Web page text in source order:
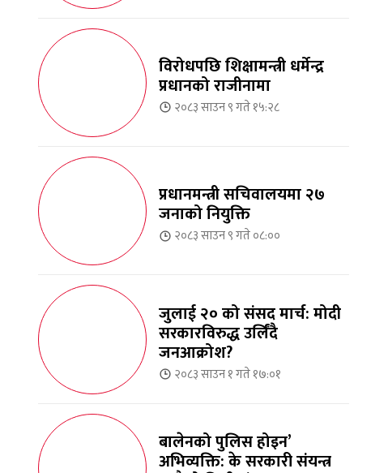
विरोधपछि शिक्षामन्त्री धर्मेन्द्र
प्रधानको राजीनामा
२०८३ साउन ९ गते १५:२८
प्रधानमन्त्री सचिवालयमा २७
जनाको नियुक्ति
२०८३ साउन ९ गते ०८:००
जुलाई २० को संसद मार्च: मोदी
सरकारविरुद्ध उर्लिंदै
जनआक्रोश?
२०८३ साउन १ गते १७:०१
बालेनको पुलिस होइन’
अभिव्यक्ति: के सरकारी संयन्त्र